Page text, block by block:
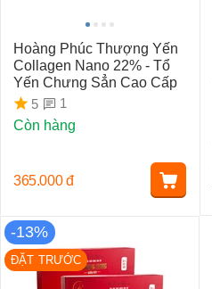
Hoàng Phúc Thượng Yến
Collagen Nano 22% - Tổ
Yến Chưng Sẳn Cao Cấp
5
1
Còn hàng
365.000 đ
-13%
ĐẶT TRƯỚC